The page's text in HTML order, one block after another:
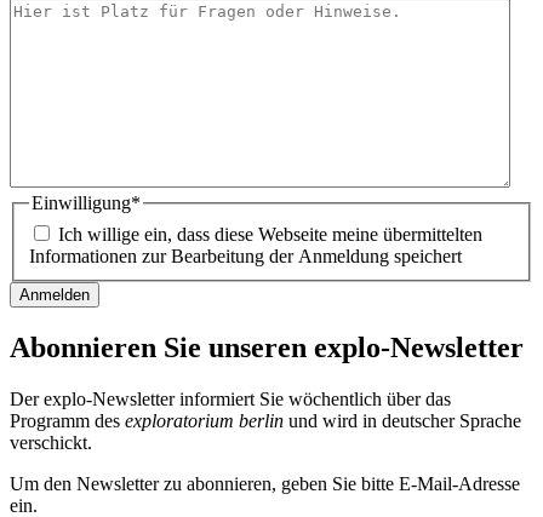
Einwilligung*
Ich willige ein, dass diese Webseite meine übermittelten
Informationen zur Bearbeitung der Anmeldung speichert
Abonnieren Sie unseren explo-Newsletter
Der explo-Newsletter informiert Sie wöchentlich über das
Programm des exploratorium berlin und wird in deutscher Sprache
verschickt.
Um den Newsletter zu abonnieren, geben Sie bitte E-Mail-Adresse
ein.